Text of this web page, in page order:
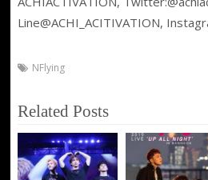
Line@ACHI_ACITIVATION,
NFlying
Related Posts